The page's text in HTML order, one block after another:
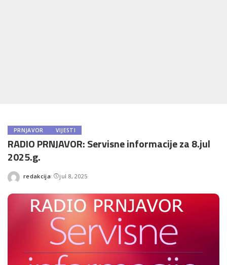
PRNJAVOR VIJESTI
RADIO PRNJAVOR: Servisne informacije za 8.jul
2025.g.
Posted
redakcija jul 8, 2025